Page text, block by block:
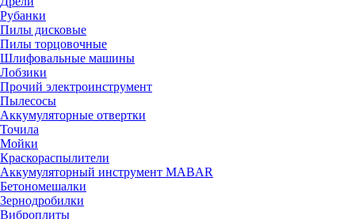
Рубанки
Пилы дисковые
Пилы торцовочные
Шлифовальные машины
Лобзики
Прочий электроинструмент
Пылесосы
Аккумуляторные отвертки
Точила
Мойки
Краскораспылители
Аккумуляторный инструмент MABAR
Бетономешалки
Зернодробилки
Виброплиты